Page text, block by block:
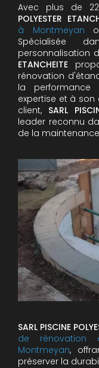
Avec plus de
POLYESTER
à Montmeyan
Spécialisée
personnalisation
ETANCHEITE
rénovation
la performance
expertise et à
client, SARL
leader reconnu
de la
SARL PISCINE
de rénovation
Montmeyan,
préserver la